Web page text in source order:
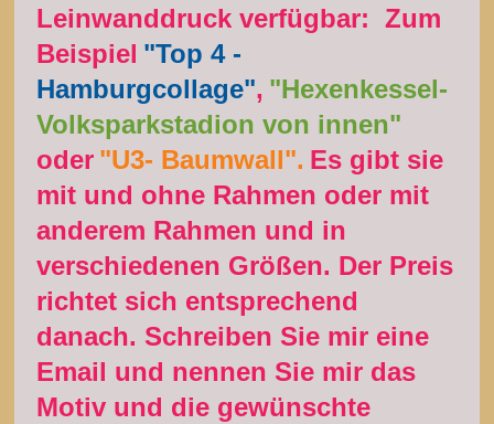
Leinwanddruck verfügbar: Zum
Beispiel "Top 4 -
Hamburgcollage", "Hexenkessel-
Volksparkstadion von innen"
oder "U3- Baumwall". Es gibt sie
mit und ohne Rahmen oder mit
anderem Rahmen und in
verschiedenen Größen. Der Preis
richtet sich entsprechend
danach. Schreiben Sie mir eine
Email und nennen Sie mir das
Motiv und die gewünschte